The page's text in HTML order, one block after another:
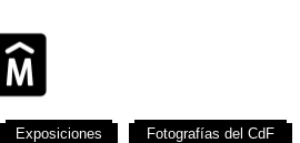
Exposiciones Fotografías del CdF